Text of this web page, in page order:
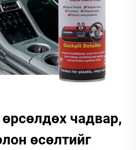
чадвар,
өсөлтийг